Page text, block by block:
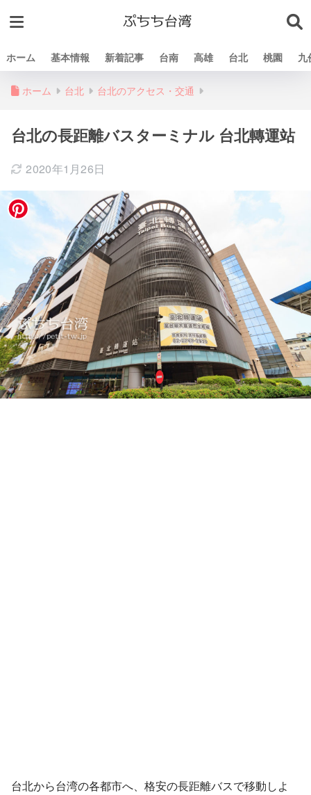
ホーム 基本情報 新着記事 台南 高雄 台北 桃園 九
ホーム 台北 台北のアクセス・交通
台北の長距離バスターミナル 台北轉運站
2020年1月26日
台北から台湾の各都市へ、格安の長距離バスで移動しよ